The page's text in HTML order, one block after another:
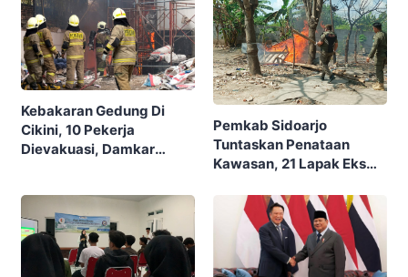
Kebakaran Gedung Di
Cikini, 10 Pekerja
Dievakuasi, Damkar
Pemkab Sidoarjo
Tuntaskan Penataan
Kawasan, 21 Lapak Eks
Diratakan